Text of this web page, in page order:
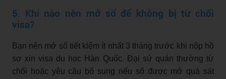
5. Khi nào nên mở sổ để không bị từ chối
visa?
Bạn nên mở sổ tiết kiệm ít nhất 3 tháng trước khi nộp hồ
sơ xin visa du học Hàn Quốc. Đại sứ quán thường từ
chối hoặc yêu cầu bổ sung nếu sổ được mở quá sát